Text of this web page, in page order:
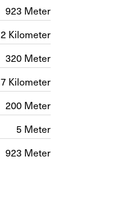
923 Meter
2 Kilometer
320 Meter
7 Kilometer
200 Meter
5 Meter
923 Meter